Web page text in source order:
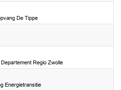
De Tippe
Regio Zwolle
Energietransitie